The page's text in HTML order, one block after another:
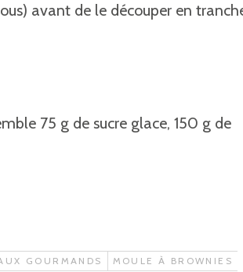
avant de le découper en
75 g de sucre glace, 150 g de
GOURMANDS MOULE À BROWNIES